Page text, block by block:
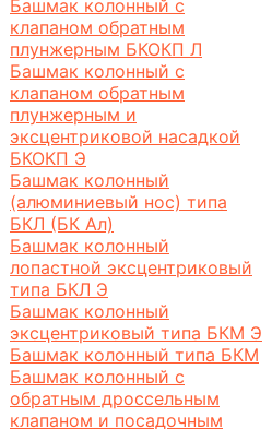
Башмак колонный с
клапаном обратным
плунжерным БКОКП Л
Башмак колонный с
клапаном обратным
плунжерным и
эксцентриковой насадкой
БКОКП Э
Башмак колонный
(алюминиевый нос) типа
БКЛ (БК Ал)
Башмак колонный
лопастной эксцентриковый
типа БКЛ Э
Башмак колонный
эксцентриковый типа БКМ Э
Башмак колонный типа БКМ
Башмак колонный с
обратным дроссельным
клапаном и посадочным